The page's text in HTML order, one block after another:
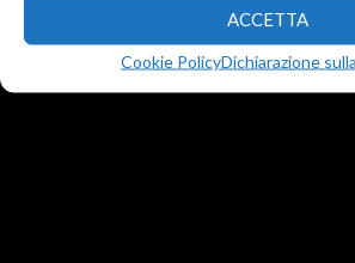
ACCETTA
Cookie PolicyDichiarazione